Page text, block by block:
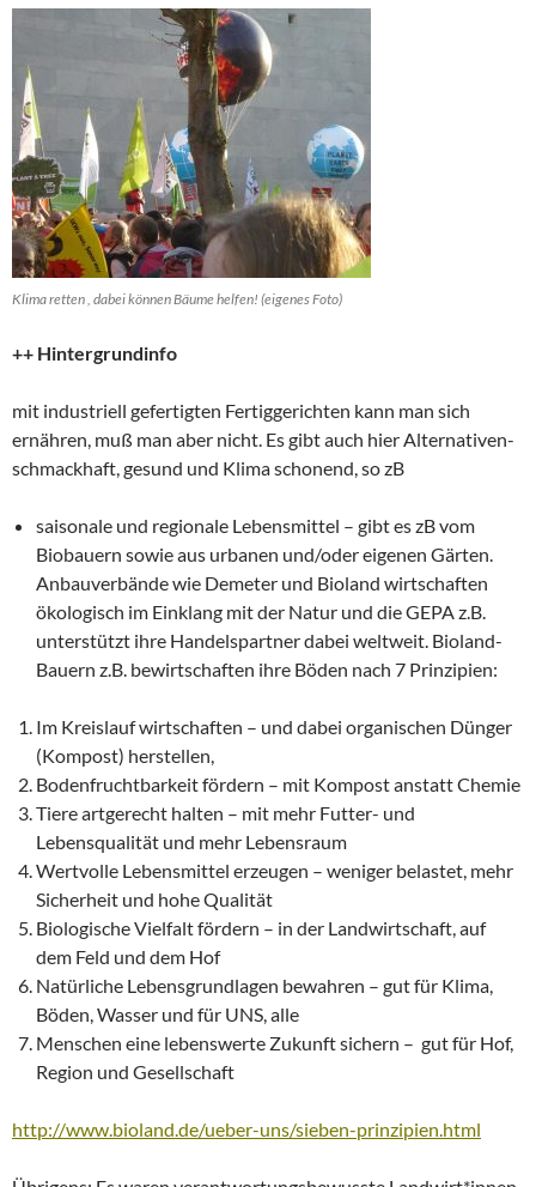
Klima retten , dabei können Bäume helfen! (eigenes Foto)
++ Hintergrundinfo
mit industriell gefertigten Fertiggerichten kann man sich
ernähren, muß man aber nicht. Es gibt auch hier Alternativen-
schmackhaft, gesund und Klima schonend, so zB
saisonale und regionale Lebensmittel – gibt es zB vom
Biobauern sowie aus urbanen und/oder eigenen Gärten.
Anbauverbände wie Demeter und Bioland wirtschaften
ökologisch im Einklang mit der Natur und die GEPA z.B.
unterstützt ihre Handelspartner dabei weltweit. Bioland-
Bauern z.B. bewirtschaften ihre Böden nach 7 Prinzipien:
Im Kreislauf wirtschaften – und dabei organischen Dünger
(Kompost) herstellen,
Bodenfruchtbarkeit fördern – mit Kompost anstatt Chemie
Tiere artgerecht halten – mit mehr Futter- und
Lebensqualität und mehr Lebensraum
Wertvolle Lebensmittel erzeugen – weniger belastet, mehr
Sicherheit und hohe Qualität
Biologische Vielfalt fördern – in der Landwirtschaft, auf
dem Feld und dem Hof
Natürliche Lebensgrundlagen bewahren – gut für Klima,
Böden, Wasser und für UNS, alle
Menschen eine lebenswerte Zukunft sichern – gut für Hof,
Region und Gesellschaft
http://www.bioland.de/ueber-uns/sieben-prinzipien.html